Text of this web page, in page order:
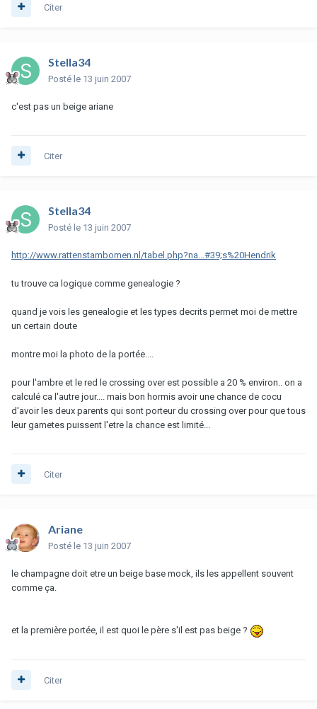
Citer
Stella34
Posté le 13 juin 2007
c'est pas un beige ariane
Citer
Stella34
Posté le 13 juin 2007
http://www.rattenstambomen.nl/tabel.php?na...#39;s%20Hendrik
tu trouve ca logique comme genealogie ?
quand je vois les genealogie et les types decrits permet moi de mettre
un certain doute
montre moi la photo de la portée....
pour l'ambre et le red le crossing over est possible a 20 % environ.. on a
calculé ca l'autre jour.... mais bon hormis avoir une chance de cocu
d'avoir les deux parents qui sont porteur du crossing over pour que tous
leur gametes puissent l'etre la chance est limité...
Citer
Ariane
Posté le 13 juin 2007
le champagne doit etre un beige base mock, ils les appellent souvent
comme ça.
et la première portée, il est quoi le père s'il est pas beige ?
Citer